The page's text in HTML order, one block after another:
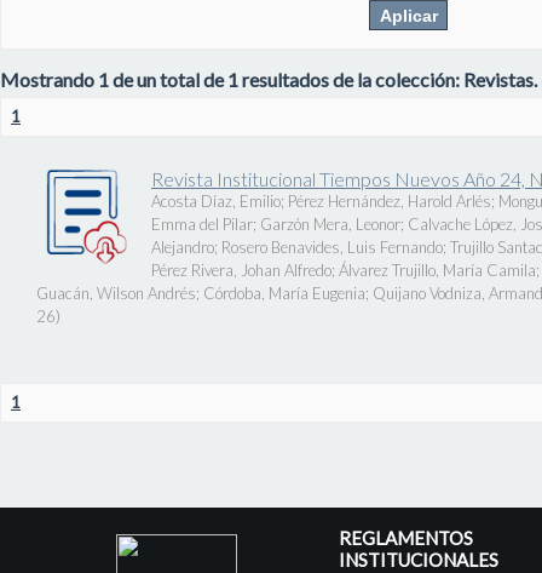
Mostrando 1 de un total de 1 resultados de la colección: Revistas.
1
Revista Institucional Tiempos Nuevos Año 24,
Acosta Díaz, Emilio; Pérez Hernández, Harold Arlés;
Emma del Pilar; Garzón Mera, Leonor; Calvache López,
Alejandro; Rosero Benavides, Luis Fernando; Trujillo
Pérez Rivera, Johan Alfredo; Álvarez Trujillo, María Camila;
Guacán, Wilson Andrés; Córdoba, María Eugenia; Quijano Vodniza,
26)
1
REGLAMENTOS
INSTITUCIONALES